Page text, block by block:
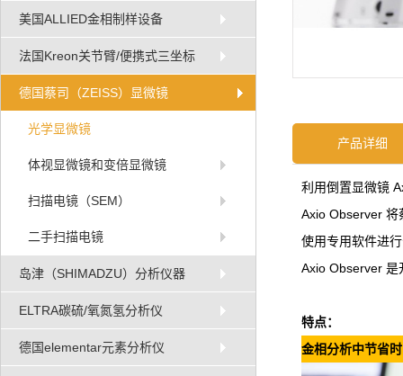
美国ALLIED金相制样设备
法国Kreon关节臂/便携式三坐标
德国蔡司（ZEISS）显微镜
光学显微镜
体视显微镜和变倍显微镜
扫描电镜（SEM）
二手扫描电镜
岛津（SHIMADZU）分析仪器
ELTRA碳硫/氧氮氢分析仪
德国elementar元素分析仪
产品详细
利用倒置显微镜
Axio Observer 将
使用专用软件进
Axio Observer 是
特点：
金相分析中节省